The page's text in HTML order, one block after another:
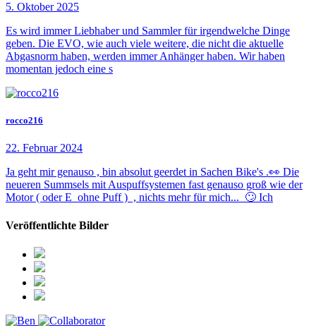
5. Oktober 2025
Es wird immer Liebhaber und Sammler für irgendwelche Dinge
geben. Die EVO, wie auch viele weitere, die nicht die aktuelle
Abgasnorm haben, werden immer Anhänger haben. Wir haben
momentan jedoch eine s
rocco216
22. Februar 2024
Ja geht mir genauso , bin absolut geerdet in Sachen Bike's .👀 Die
neueren Summsels mit Auspuffsystemen fast genauso groß wie der
Motor ( oder E ohne Puff ) , nichts mehr für mich... 🙄 Ich
Veröffentlichte Bilder